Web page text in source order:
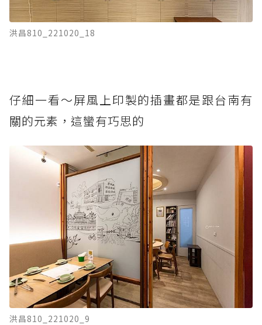
洪昌810_221020_18
仔細一看～屏風上印製的插畫都是跟台南有
關的元素，這蠻有巧思的
洪昌810_221020_9